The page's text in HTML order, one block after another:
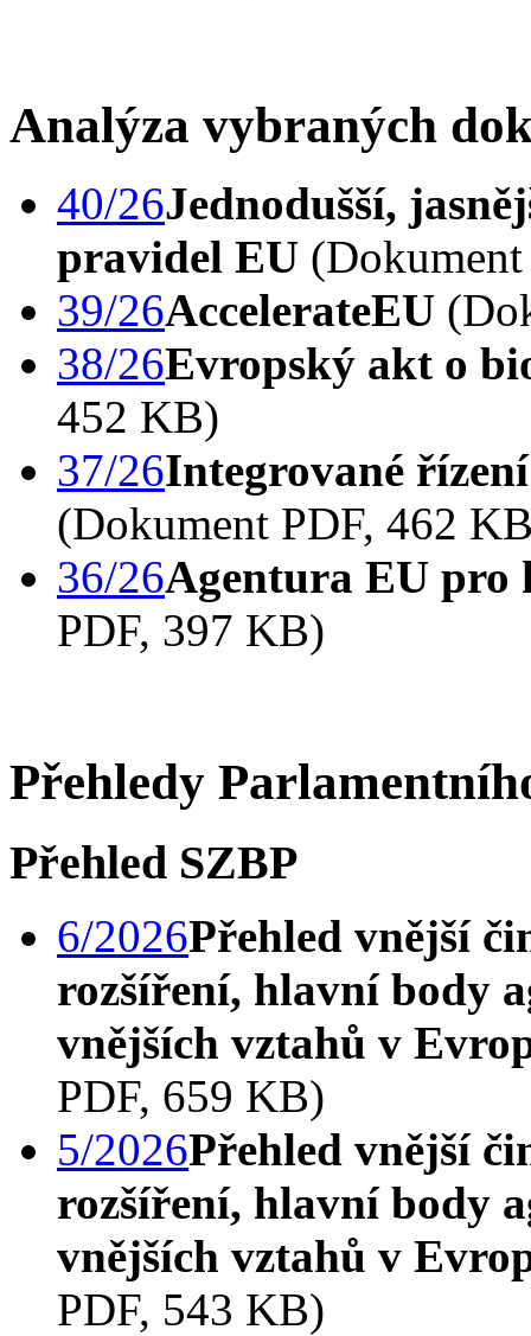
Analýza vybraných
40/26Jednodušší,
pravidel EU
39/26AccelerateEU
38/26Evropský akt o
452 KB)
37/26Integrované
(Dokument PDF, 462
36/26Agentura EU pro
PDF, 397 KB)
Přehledy
Přehled SZBP
6/2026Přehled vnější
rozšíření, hlavní body
vnějších vztahů v
PDF, 659 KB)
5/2026Přehled vnější
rozšíření, hlavní body
vnějších vztahů v
PDF, 543 KB)